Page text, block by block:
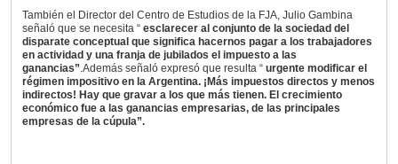
También el Director del Centro de Estudios de la FJA, Julio Gambina
señaló que se necesita “ esclarecer al conjunto de la sociedad del
disparate conceptual que significa hacernos pagar a los trabajadores
en actividad y una franja de jubilados el impuesto a las
ganancias”.Además señaló expresó que resulta “ urgente modificar el
régimen impositivo en la Argentina. ¡Más impuestos directos y menos
indirectos! Hay que gravar a los que más tienen. El crecimiento
económico fue a las ganancias empresarias, de las principales
empresas de la cúpula”.